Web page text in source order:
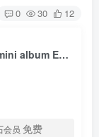
0 30 12
MYTH & ROID – MYTH & ROID Concept mini album Episode 2 VERDE [2024.03.27] [24Bit/48kHz] [Hi-Res Flac 286MB]
会员 免费